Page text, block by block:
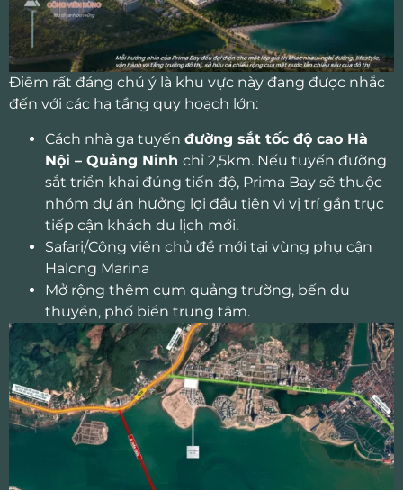
Điểm rất đáng chú ý là khu vực này đang được nhắc
đến với các hạ tầng quy hoạch lớn:
Cách nhà ga tuyến đường sắt tốc độ cao Hà
Nội – Quảng Ninh chỉ 2,5km. Nếu tuyến đường
sắt triển khai đúng tiến độ, Prima Bay sẽ thuộc
nhóm dự án hưởng lợi đầu tiên vì vị trí gần trục
tiếp cận khách du lịch mới.
Safari/Công viên chủ đề mới tại vùng phụ cận
Halong Marina
Mở rộng thêm cụm quảng trường, bến du
thuyền, phố biển trung tâm.